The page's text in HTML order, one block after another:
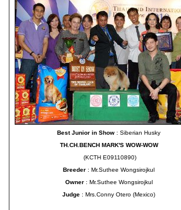
Best Junior in Show : Siberian Husky
TH.CH.BENCH MARK'S WOW-WOW
(KCTH E09110890)
Breeder : Mr.Suthee Wongsirojkul
Owner : Mr.Suthee Wongsirojkul
Judge : Mrs.Conny Otero (Mexico)